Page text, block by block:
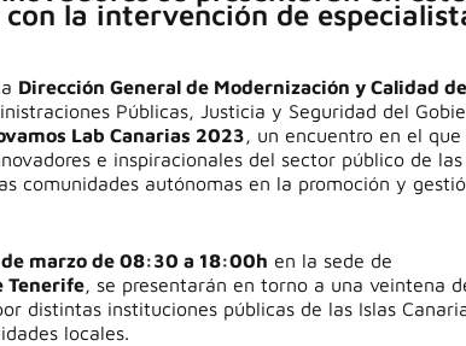
la intervención de
Dirección General de Modernización y Calidad
Públicas, Justicia y Seguridad del
Lab Canarias 2023, un encuentro en el que
e inspiracionales del sector público de las
comunidades autónomas en la promoción y
marzo de 08:30 a 18:00h en la sede de
Tenerife, se presentarán en torno a una veintena
distintas instituciones públicas de las Islas
locales.